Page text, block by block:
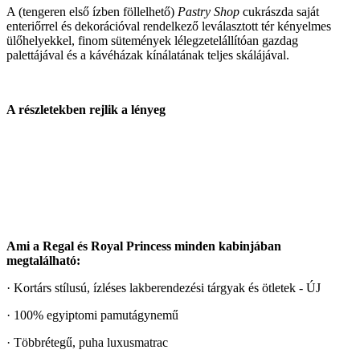
A (tengeren első ízben föllelhető) Pastry Shop cukrászda saját
enteriőrrel és dekorációval rendelkező leválasztott tér kényelmes
ülőhelyekkel, finom sütemények lélegzetelállítóan gazdag
palettájával és a kávéházak kínálatának teljes skálájával.
A részletekben rejlik a lényeg
Ami a Regal és Royal Princess minden kabinjában
megtalálható:
· Kortárs stílusú, ízléses lakberendezési tárgyak és ötletek - ÚJ
· 100% egyiptomi pamutágynemű
· Többrétegű, puha luxusmatrac